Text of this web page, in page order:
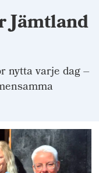
Jämtland
nytta varje dag –